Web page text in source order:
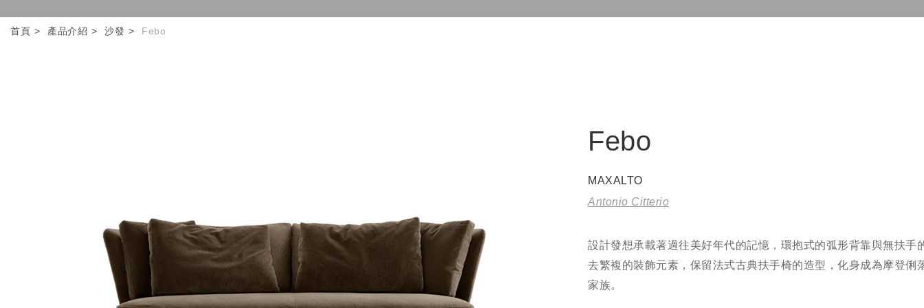
首頁 產品介紹 沙發 Febo
Febo
MAXALTO
Antonio Citterio
設計發想承載著過往美好年代的記憶，環抱式的弧形背靠與無扶手
去繁複的裝飾元素，保留法式古典扶手椅的造型，化身成為摩登俐
家族。